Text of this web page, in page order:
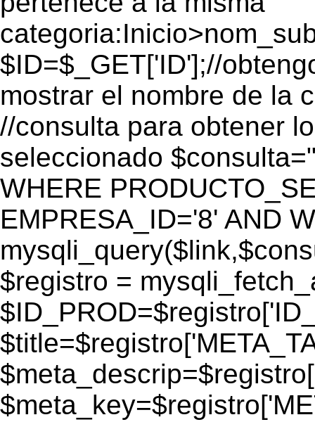
$ID=$_GET['ID'];//
mostrar el nombre de la
//consulta para obtener
seleccionado
WHERE
EMPRESA_ID='8' AND
$registro =